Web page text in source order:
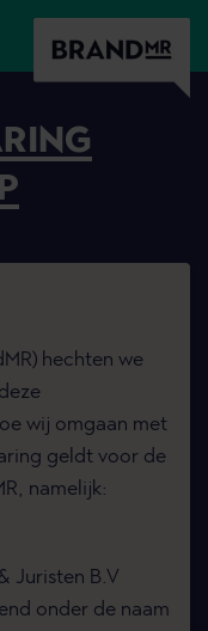
hechten we
wij omgaan met
geldt voor de
namelijk:
Juristen B.V
onder de naam